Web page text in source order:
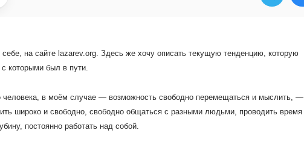
на сайте lazarev.org. Здесь же хочу описать текущую тенденцию, которую
которыми был в пути.
человека, в моём случае — возможность свободно перемещаться и мыслить, —
широко и свободно, свободно общаться с разными людьми, проводить время
постоянно работать над собой.